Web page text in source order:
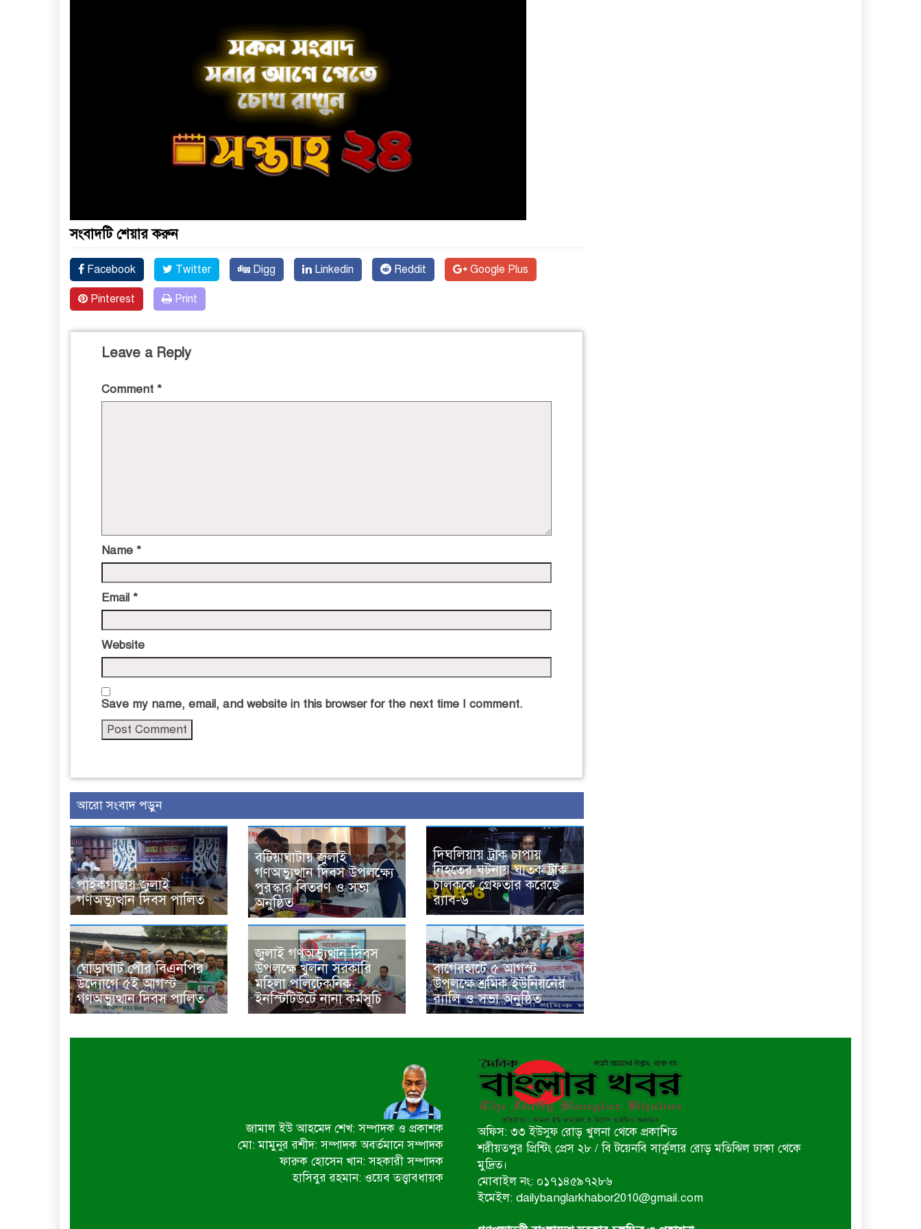
সংবাদটি শেয়ার করুন
Facebook Twitter Digg Linkedin Reddit Google Plus
Pinterest Print
Leave a Reply
Comment *
Name *
Email *
Website
Save my name, email, and website in this browser for the next time I comment.
আরো সংবাদ পড়ুন
পাইকগাছায় জুলাই
গণঅভ্যুত্থান দিবস পালিত
বটিয়াঘাটায় জুলাই
গণঅভ্যুত্থান দিবস উপলক্ষ্যে
পুরস্কার বিতরণ ও সভা
অনুষ্ঠিত
দিঘলিয়ায় ট্রাক চাপায়
নিহতের ঘটনায় ঘাতক ট্রাক
চালককে গ্রেফতার করেছে
র‍্যাব-৬
ঘোড়াঘাট পৌর বিএনপির
উদ্যোগে ৫ই আগস্ট
গণঅভ্যুত্থান দিবস পালিত
জুলাই গণঅভ্যুত্থান দিবস
উপলক্ষে খুলনা সরকারি
মহিলা পলিটেকনিক
ইনস্টিটিউটে নানা কর্মসূচি
বাগেরহাটে ৫ আগস্ট
উপলক্ষে শ্রমিক ইউনিয়নের
র‌্যালি ও সভা অনুষ্ঠিত
জামাল ইউ আহমেদ শেখ: সম্পাদক ও প্রকাশক
মো: মামুনুর রশীদ: সম্পাদক অবর্তমানে সম্পাদক
ফারুক হোসেন খান: সহকারী সম্পাদক
হাসিবুর রহমান: ওয়েব তত্ত্বাবধায়ক
অফিস: ৩৩ ইউসুফ রোড় খুলনা থেকে প্রকাশিত
শরীয়তপুর প্রিন্টিং প্রেস ২৮ / বি টয়েনবি সার্কুলার রোড় মতিঝিল ঢাকা থেকে
মুদ্রিত।
মোবাইল নং: ০১৭১৪৫৯৭২৮৬
ইমেইল: dailybanglarkhabor2010@gmail.com